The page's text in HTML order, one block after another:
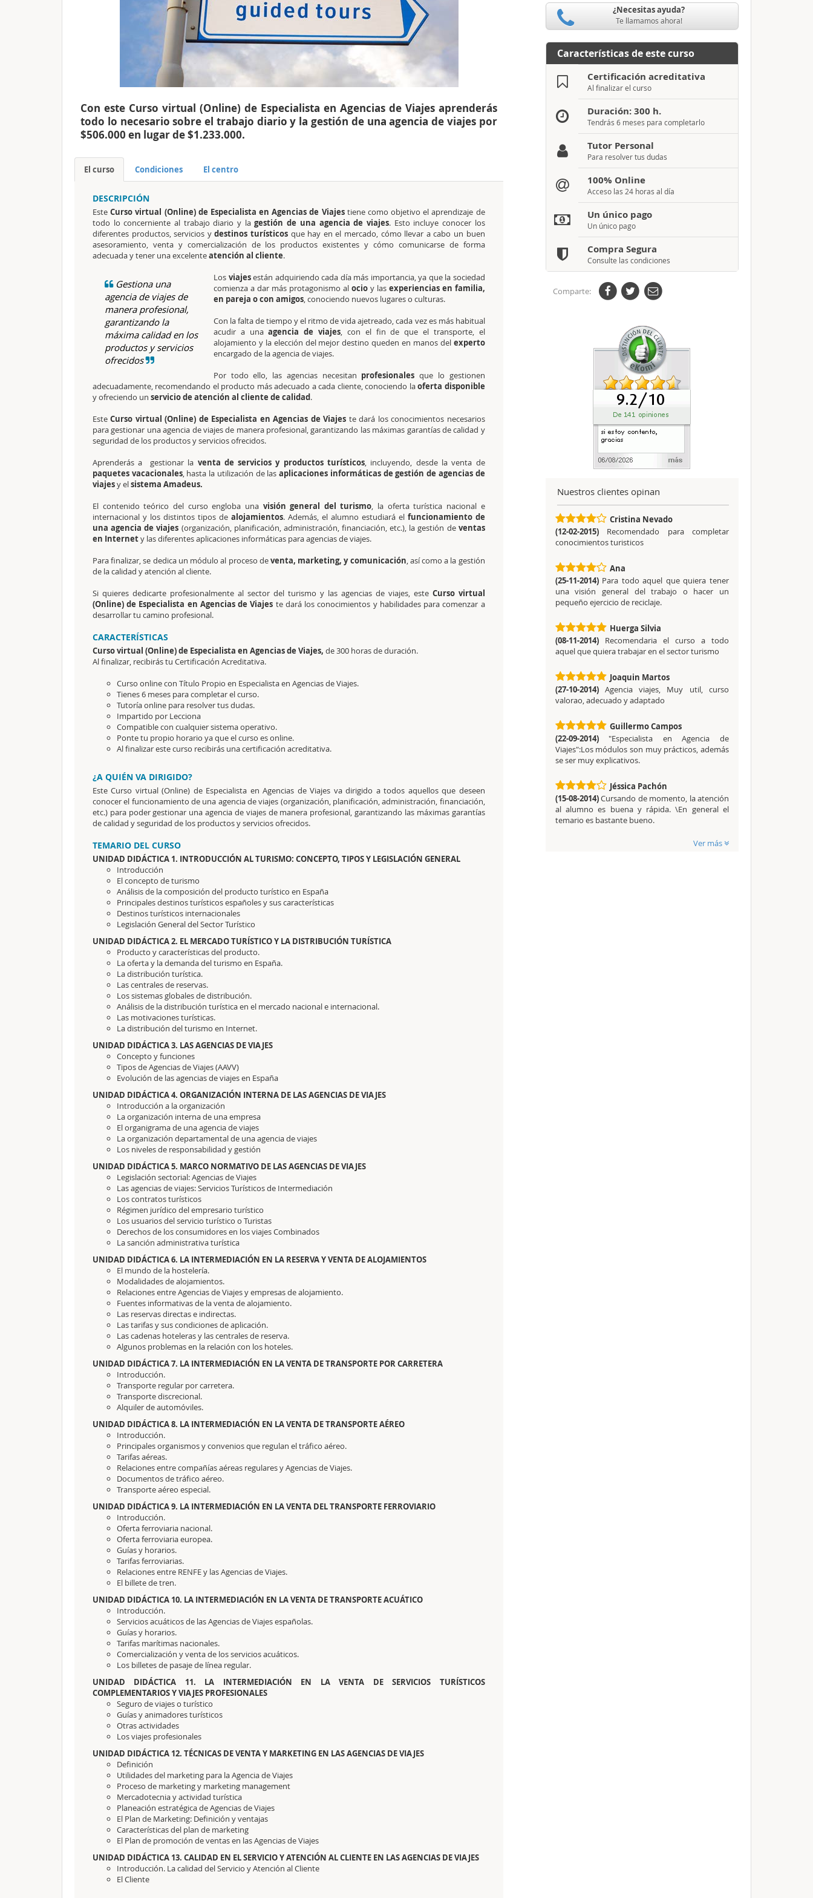
Con este Curso virtual (Online) de Especialista en Agencias de Viajes aprenderás
todo lo necesario sobre el trabajo diario y la gestión de una agencia de viajes por
$506.000 en lugar de $1.233.000.
El curso Condiciones El centro
DESCRIPCIÓN
EsteCurso virtual (Online) de Especialista en Agencias de Viajestiene como objetivo el aprendizaje de
todo lo concerniente al trabajo diario y lagestión de una agencia de viajes. Esto incluye conocer los
diferentes productos, servicios ydestinos turísticos que hay en el mercado, cómo llevar a cabo un buen
asesoramiento, venta y comercialización de los productos existentes y cómo comunicarse de forma
adecuada y tener una excelenteatención al cliente.
Gestiona una
agencia de viajes de
manera profesional,
garantizando la
máxima calidad en los
productos y servicios
ofrecidos
Los viajesestán adquiriendo cada día más importancia, ya que la sociedad
comienza a dar más protagonismo al ocio y las experiencias en familia,
en pareja o con amigos, conociendo nuevos lugares o culturas.
Con la falta de tiempo y el ritmo de vida ajetreado, cada vez es más habitual
acudir a unaagencia de viajes, con el fin de que el transporte, el
alojamiento y la elección del mejor destino queden en manos delexperto
encargado de la agencia de viajes.
Por todo ello, las agencias necesitan profesionales que lo gestionen
adecuadamente, recomendando el producto más adecuado a cada cliente, conociendo laoferta disponible
y ofreciendo un servicio de atención al cliente de calidad.
Este Curso virtual (Online) de Especialista en Agencias de Viajes te dará los conocimientos necesarios
para gestionar una agencia de viajes de manera profesional, garantizando las máximas garantías de calidad y
seguridad de los productos y servicios ofrecidos.
Aprenderás a gestionar la venta de servicios y productos turísticos, incluyendo, desde la venta de
paquetes vacacionales, hasta la utilización de lasaplicaciones informáticas de gestión de agencias de
viajesy elsistema Amadeus.
El contenido teórico del curso engloba una visión general del turismo, la oferta turística nacional e
internacional y los distintos tipos de alojamientos. Además, el alumno estudiará elfuncionamiento de
una agencia de viajes (organización, planificación, administración, financiación, etc.), la gestión de ventas
en Internety las diferentes aplicaciones informáticas para agencias de viajes.
Para finalizar, se dedica un módulo al proceso deventa, marketing, y comunicación, así como a la gestión
de la calidad y atención al cliente.
Si quieres dedicarte profesionalmente al sector del turismo y las agencias de viajes, este Curso virtual
(Online) de Especialista en Agencias de Viajes te dará los conocimientos y habilidades para comenzar a
desarrollar tu camino profesional.
CARACTERÍSTICAS
Curso virtual (Online) de Especialista en Agencias de Viajes, de 300 horas de duración.
Al finalizar, recibirás tu Certificación Acreditativa.
Curso online con Título Propio en Especialista en Agencias de Viajes.
Tienes 6 meses para completar el curso.
Tutoría online para resolver tus dudas.
Impartido por Lecciona
Compatible con cualquier sistema operativo.
Ponte tu propio horario ya que el curso es online.
Al finalizar este curso recibirás una certificación acreditativa.
¿A QUIÉN VA DIRIGIDO?
Este Curso virtual (Online) de Especialista en Agencias de Viajes va dirigido a todos aquellos que deseen
conocer el funcionamiento de una agencia de viajes (organización, planificación, administración, financiación,
etc.) para poder gestionar una agencia de viajes de manera profesional, garantizando las máximas garantías
de calidad y seguridad de los productos y servicios ofrecidos.
TEMARIO DEL CURSO
UNIDAD DIDÁCTICA 1. INTRODUCCIÓN AL TURISMO: CONCEPTO, TIPOS Y LEGISLACIÓN GENERAL
Introducción
El concepto de turismo
Análisis de la composición del producto turístico en España
Principales destinos turísticos españoles y sus características
Destinos turísticos internacionales
Legislación General del Sector Turístico
UNIDAD DIDÁCTICA 2. EL MERCADO TURÍSTICO Y LA DISTRIBUCIÓN TURÍSTICA
Producto y características del producto.
La oferta y la demanda del turismo en España.
La distribución turística.
Las centrales de reservas.
Los sistemas globales de distribución.
Análisis de la distribución turística en el mercado nacional e internacional.
Las motivaciones turísticas.
La distribución del turismo en Internet.
UNIDAD DIDÁCTICA 3. LAS AGENCIAS DE VIAJES
Concepto y funciones
Tipos de Agencias de Viajes (AAVV)
Evolución de las agencias de viajes en España
UNIDAD DIDÁCTICA 4. ORGANIZACIÓN INTERNA DE LAS AGENCIAS DE VIAJES
Introducción a la organización
La organización interna de una empresa
El organigrama de una agencia de viajes
La organización departamental de una agencia de viajes
Los niveles de responsabilidad y gestión
UNIDAD DIDÁCTICA 5. MARCO NORMATIVO DE LAS AGENCIAS DE VIAJES
Legislación sectorial: Agencias de Viajes
Las agencias de viajes: Servicios Turísticos de Intermediación
Los contratos turísticos
Régimen jurídico del empresario turístico
Los usuarios del servicio turístico o Turistas
Derechos de los consumidores en los viajes Combinados
La sanción administrativa turística
UNIDAD DIDÁCTICA 6. LA INTERMEDIACIÓN EN LA RESERVA Y VENTA DE ALOJAMIENTOS
El mundo de la hostelería.
Modalidades de alojamientos.
Relaciones entre Agencias de Viajes y empresas de alojamiento.
Fuentes informativas de la venta de alojamiento.
Las reservas directas e indirectas.
Las tarifas y sus condiciones de aplicación.
Las cadenas hoteleras y las centrales de reserva.
Algunos problemas en la relación con los hoteles.
UNIDAD DIDÁCTICA 7. LA INTERMEDIACIÓN EN LA VENTA DE TRANSPORTE POR CARRETERA
Introducción.
Transporte regular por carretera.
Transporte discrecional.
Alquiler de automóviles.
UNIDAD DIDÁCTICA 8. LA INTERMEDIACIÓN EN LA VENTA DE TRANSPORTE AÉREO
Introducción.
Principales organismos y convenios que regulan el tráfico aéreo.
Tarifas aéreas.
Relaciones entre compañías aéreas regulares y Agencias de Viajes.
Documentos de tráfico aéreo.
Transporte aéreo especial.
UNIDAD DIDÁCTICA 9. LA INTERMEDIACIÓN EN LA VENTA DEL TRANSPORTE FERROVIARIO
Introducción.
Oferta ferroviaria nacional.
Oferta ferroviaria europea.
Guías y horarios.
Tarifas ferroviarias.
Relaciones entre RENFE y las Agencias de Viajes.
El billete de tren.
UNIDAD DIDÁCTICA 10. LA INTERMEDIACIÓN EN LA VENTA DE TRANSPORTE ACUÁTICO
Introducción.
Servicios acuáticos de las Agencias de Viajes españolas.
Guías y horarios.
Tarifas marítimas nacionales.
Comercialización y venta de los servicios acuáticos.
Los billetes de pasaje de línea regular.
UNIDAD DIDÁCTICA 11. LA INTERMEDIACIÓN EN LA VENTA DE SERVICIOS TURÍSTICOS
COMPLEMENTARIOS Y VIAJES PROFESIONALES
Seguro de viajes o turístico
Guías y animadores turísticos
Otras actividades
Los viajes profesionales
UNIDAD DIDÁCTICA 12. TÉCNICAS DE VENTA Y MARKETING EN LAS AGENCIAS DE VIAJES
Definición
Utilidades del marketing para la Agencia de Viajes
Proceso de marketing y marketing management
Mercadotecnia y actividad turística
Planeación estratégica de Agencias de Viajes
El Plan de Marketing: Definición y ventajas
Características del plan de marketing
El Plan de promoción de ventas en las Agencias de Viajes
UNIDAD DIDÁCTICA 13. CALIDAD EN EL SERVICIO Y ATENCIÓN AL CLIENTE EN LAS AGENCIAS DE VIAJES
Introducción. La calidad del Servicio y Atención al Cliente
El Cliente
¿Necesitas ayuda?
Te llamamos ahora!
Características de este curso
Certificación acreditativa
Al finalizar el curso
Duración: 300 h.
Tendrás 6 meses para completarlo
Tutor Personal
Para resolver tus dudas
100% Online
Acceso las 24 horas al día
Un único pago
Un único pago
Compra Segura
Consulte las condiciones
Comparte:
Nuestros clientes opinan
Cristina Nevado
(12-02-2015)
Recomendado para completar
conocimientos turisticos
Ana
(25-11-2014) Para todo aquel que quiera tener
una visión general del trabajo o hacer un
pequeño ejercicio de reciclaje.
Huerga Silvia
(08-11-2014)
Recomendaria el curso a todo
aquel que quiera trabajar en el sector turismo
Joaquin Martos
(27-10-2014) Agencia viajes, Muy util, curso
valorao, adecuado y adaptado
Guillermo Campos
(22-09-2014)
"Especialista en Agencia de
Viajes":Los módulos son muy prácticos, además
se ser muy explicativos.
Jéssica Pachón
(15-08-2014)Cursando de momento, la atención
al alumno es buena y rápida. \En general el
temario es bastante bueno.
Ver más